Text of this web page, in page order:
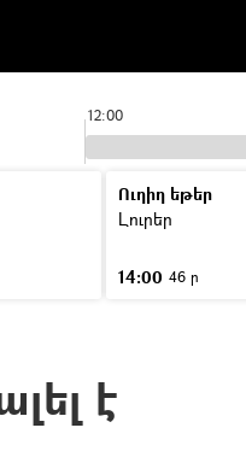
12:00
Ուղիղ եթեր
Լուրեր
14:00 46 ր
է